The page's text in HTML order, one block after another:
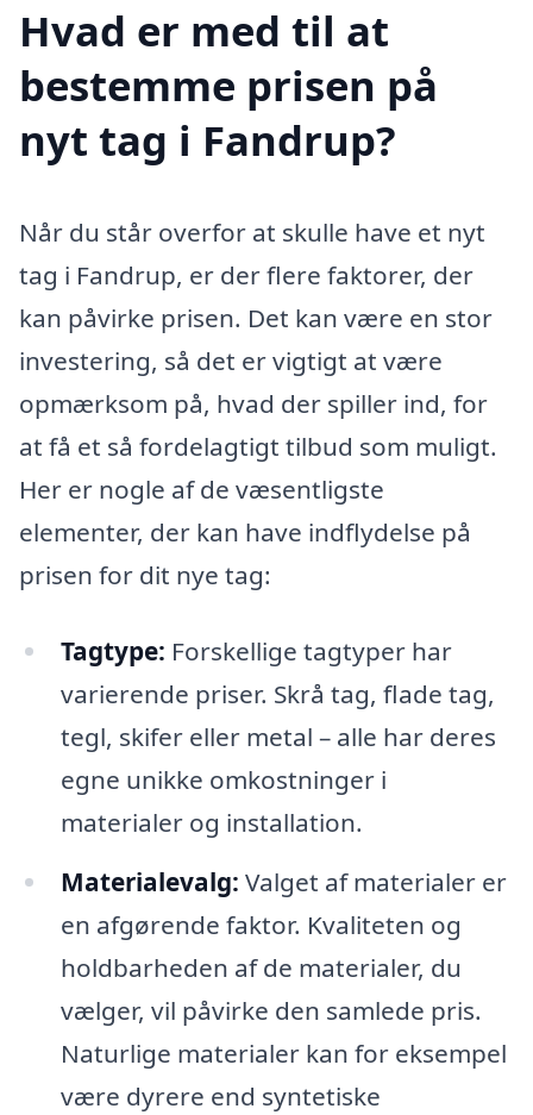
Hvad er med til at
bestemme prisen på
nyt tag i Fandrup?
Når du står overfor at skulle have et nyt
tag i Fandrup, er der flere faktorer, der
kan påvirke prisen. Det kan være en stor
investering, så det er vigtigt at være
opmærksom på, hvad der spiller ind, for
at få et så fordelagtigt tilbud som muligt.
Her er nogle af de væsentligste
elementer, der kan have indflydelse på
prisen for dit nye tag:
Tagtype: Forskellige tagtyper har
varierende priser. Skrå tag, flade tag,
tegl, skifer eller metal – alle har deres
egne unikke omkostninger i
materialer og installation.
Materialevalg: Valget af materialer er
en afgørende faktor. Kvaliteten og
holdbarheden af de materialer, du
vælger, vil påvirke den samlede pris.
Naturlige materialer kan for eksempel
være dyrere end syntetiske